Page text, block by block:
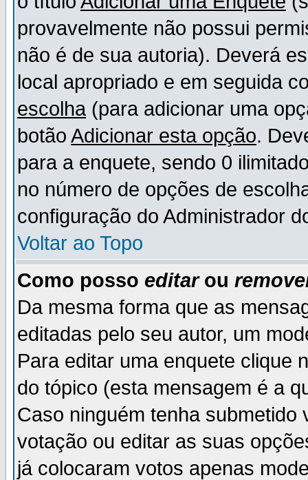
provavelmente não possui
não é de sua autoria). Deverá
local apropriado e em seguida
escolha (para adicionar uma
botão Adicionar esta opção.
para a enquete, sendo 0
no número de opções de
configuração do Administrador
Voltar ao Topo
Como posso editarou
Da mesma forma que as
editadas pelo seu autor, um
Para editar uma enquete clique
do tópico (esta mensagem é a
Caso ninguém tenha
votação ou editar as suas
já colocaram votos apenas